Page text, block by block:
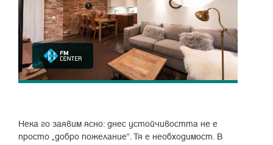
Нека го заявим ясно: днес устойчивостта не е
просто „добро пожелание“. Тя е необходимост. В